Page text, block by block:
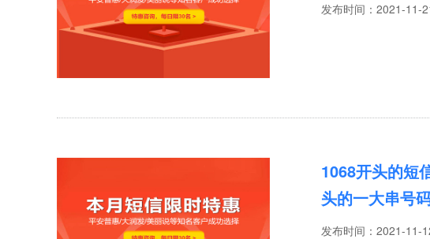
发布时间： 2021-11-
1068开头的短
头的一大串号
发布时间： 2021-11-